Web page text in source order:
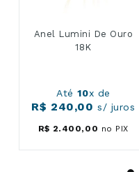
Anel Lumini De Ouro
18K
Até10x de
R$ 240,00 s/ juros
R$ 2. 400, 00 no PIX